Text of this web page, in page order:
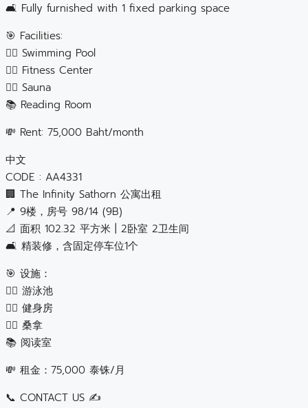
🛋️ Fully furnished with 1 fixed parking space
🎯 Facilities:
🏊‍♂️ Swimming Pool
🏋️‍♀️ Fitness Center
🧖‍♂️ Sauna
📚 Reading Room
💸 Rent: 75,000 Baht/month
中文
CODE : AA4331
🏢 The Infinity Sathorn 公寓出租
📍 9楼，房号 98/14 (9B)
📐 面积 102.32 平方米 | 2卧室 2卫生间
🛋️ 精装修，含固定停车位1个
🎯 设施：
🏊‍♂️ 游泳池
🏋️‍♀️ 健身房
🧖‍♂️ 桑拿
📚 阅读室
💸 租金：75,000 泰铢/月
📞 CONTACT US ✍️